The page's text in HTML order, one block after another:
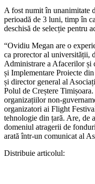
A fost numit în unanimitate
perioadă de 3 luni, timp în
deschisă de selecție pentru
“Ovidiu Megan are o
ca prorector al universității,
Administrare a Afacerilor și
și Implementare Proiecte
și director general al
Polul de Creștere
organizațiilor non-
organizatori ai Flight
tehnologie din țară. Are, de
domeniul atragerii de
arată într-un comunicat al
Distribuie articolul: